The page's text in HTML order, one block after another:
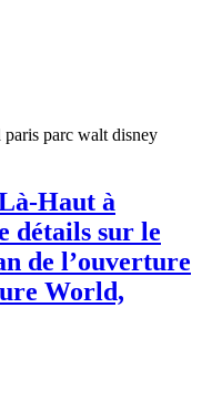
Haut à
détails sur le
de l’ouverture
World,